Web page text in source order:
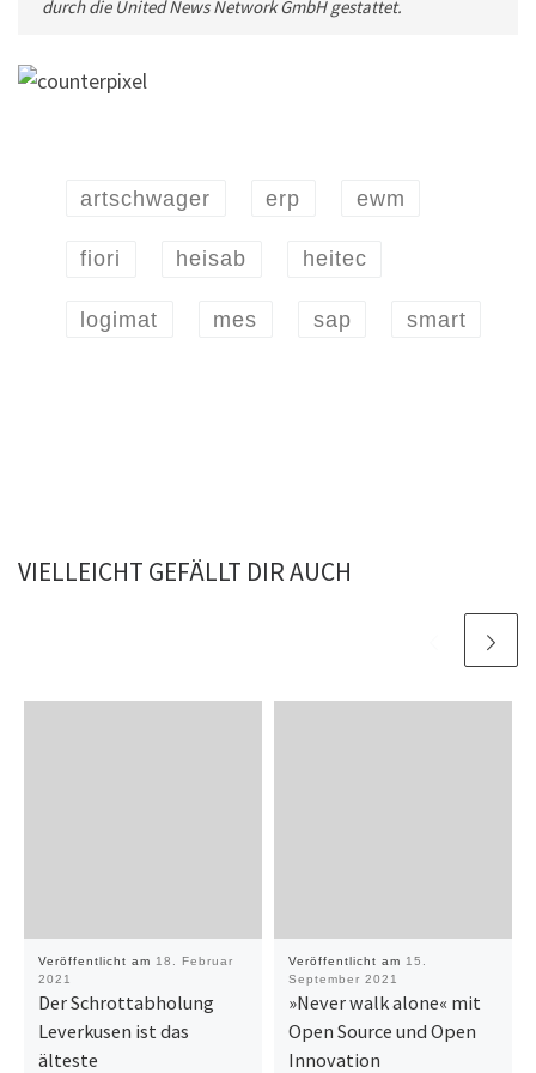
durch die United News Network GmbH gestattet.
artschwager erp ewm
fiori heisab heitec
logimat mes sap smart
VIELLEICHT GEFÄLLT DIR AUCH
Veröffentlicht am 18. Februar
2021
Der Schrottabholung
Leverkusen ist das
älteste
Veröffentlicht am 15.
September 2021
»Never walk alone« mit
Open Source und Open
Innovation